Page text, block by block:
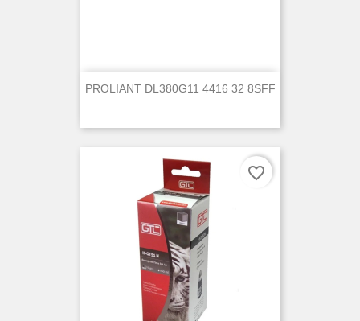
PROLIANT DL380G11 4416 32 8SFF
favorite_border